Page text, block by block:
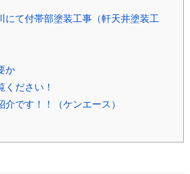
て付帯部塗装工事（軒天井塗装工
か
ださい！
です！！（ケンエース）